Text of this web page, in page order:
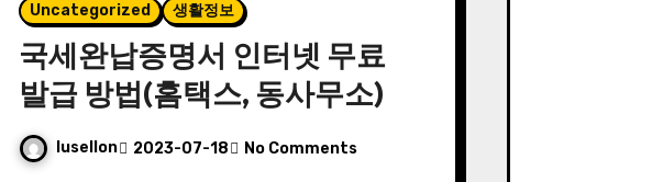
Uncategorized 생활정보
국세완납증명서 인터넷 무료
발급 방법(홈택스, 동사무소)
lusellon 2023-07-18 No Comments